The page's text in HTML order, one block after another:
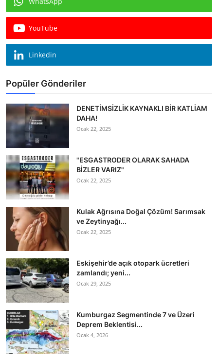
Köşe Yazısı
Dernek
Galeri
E-GAZETE
YouTube
Linkedin
Popüler Gönderiler
DENETİMSİZLİK KAYNAKLI BİR KATLİAM
DAHA!
Ocak 22, 2025
"ESGASTRODER OLARAK SAHADA
BİZLER VARIZ"
Ocak 22, 2025
Kulak Ağrısına Doğal Çözüm! Sarımsak
ve Zeytinyağı...
Ocak 22, 2025
Eskişehir’de açık otopark ücretleri
zamlandı; yeni...
Ocak 29, 2025
Kumburgaz Segmentinde 7 ve Üzeri
Deprem Beklentisi...
Ocak 4, 2026